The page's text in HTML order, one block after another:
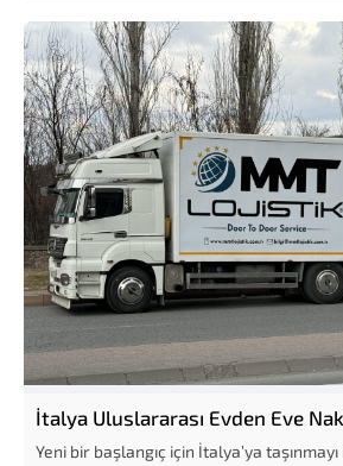
İtalya Uluslararası Evden Eve
Yeni bir başlangıç için İtalya’ya taşınmayı